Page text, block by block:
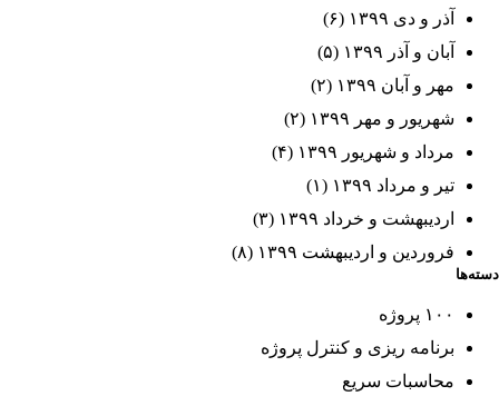
آذر و دی ۱۳۹۹
(۶)
آبان و آذر ۱۳۹۹
(۵)
مهر و آبان ۱۳۹۹
(۲)
شهریور و مهر ۱۳۹۹
(۲)
مرداد و شهریور ۱۳۹۹
(۴)
تیر و مرداد ۱۳۹۹
(۱)
اردیبهشت و خرداد ۱۳۹۹
(۳)
فروردین و اردیبهشت ۱۳۹۹
(۸)
دسته‌ها
۱۰۰ پروژه
برنامه ریزی و کنترل پروژه
محاسبات سریع